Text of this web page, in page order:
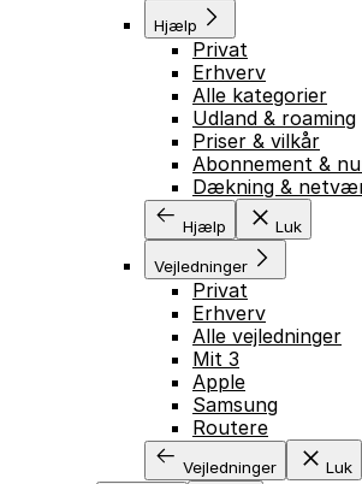
Hjælp
Privat
Erhverv
Alle kategorier
Udland & roaming
Priser & vilkår
Abonnement &
Dækning &
Hjælp Luk
Vejledninger
Privat
Erhverv
Alle vejledninger
Mit 3
Apple
Samsung
Routere
Vejledninger Luk